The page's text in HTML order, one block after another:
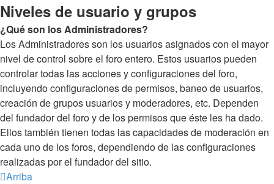
Niveles de usuario y grupos
¿Qué son los Administradores?
Los Administradores son los usuarios asignados con el mayor
nivel de control sobre el foro entero. Estos usuarios pueden
controlar todas las acciones y configuraciones del foro,
incluyendo configuraciones de permisos, baneo de usuarios,
creación de grupos usuarios y moderadores, etc. Dependen
del fundador del foro y de los permisos que éste les ha dado.
Ellos también tienen todas las capacidades de moderación en
cada uno de los foros, dependiendo de las configuraciones
realizadas por el fundador del sitio.
Arriba